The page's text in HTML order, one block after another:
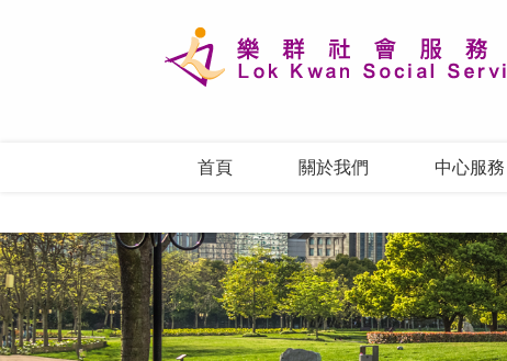
首頁 關於我們 中心服務